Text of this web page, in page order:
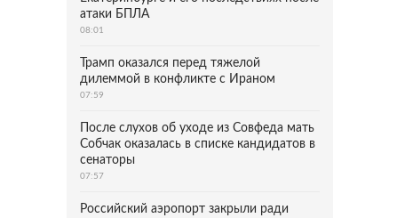
атаки БПЛА
08:01
Трамп оказался перед тяжелой
дилеммой в конфликте с Ираном
07:59
После слухов об уходе из Совфеда мать
Собчак оказалась в списке кандидатов в
сенаторы
07:57
Российский аэропорт закрыли ради